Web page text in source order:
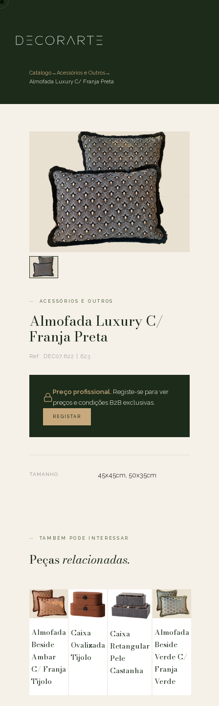
Catálogo→Acessórios e Outros→
Almofada Luxury C/ Franja Preta
ACESSÓRIOS E OUTROS
Almofada Luxury C/
Franja Preta
Ref. DEC07.622 | 623
Preço profissional. Registe-se para ver
preços e condições B2B exclusivas.
REGISTAR
TAMANHO 45x45cm, 50x35cm
TAMBÉM PODE INTERESSAR
Peçasrelacionadas.
Almofada
Beside
Ambar
C/ Franja
Tijolo
Caixa
Ovalizada
Tijolo
Caixa
Retangular
Pele
Castanha
Almofada
Beside
Verde C/
Franja
Verde